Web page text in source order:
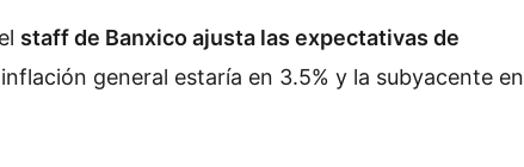
staff de Banxico ajusta las expectativas de
general estaría en 3.5% y la subyacente en